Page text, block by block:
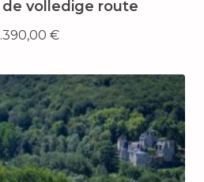
de volledige route
€